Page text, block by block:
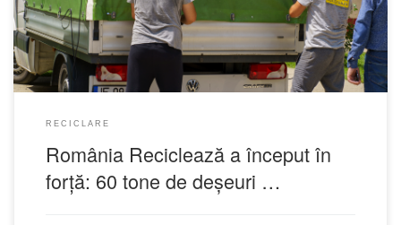
RECICLARE
România Reciclează a început în
forță: 60 tone de deșeuri …